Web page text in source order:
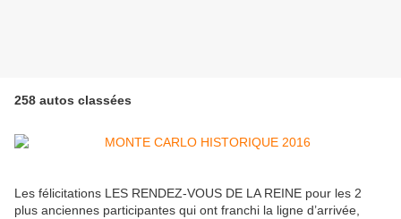
258 autos classées
Les félicitations LES RENDEZ-VOUS DE LA REINE pour les 2
plus anciennes participantes qui ont franchi la ligne d’arrivée,